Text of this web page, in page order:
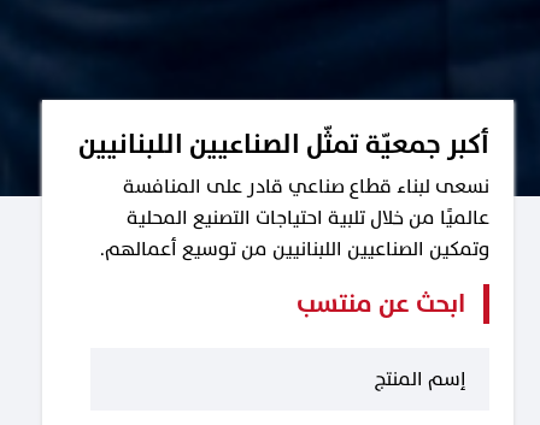
أكبر جمعيّة تمثّل الصناعيين اللبنانيين
نسعى لبناء قطاع صناعي قادر على المنافسة
عالميًا من خلال تلبية احتياجات التصنيع المحلية
وتمكين الصناعيين اللبنانيين من توسيع أعمالهم.
ابحث عن منتسب